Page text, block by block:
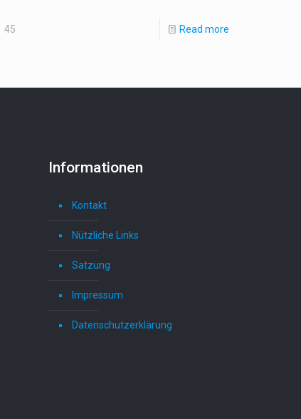
45 Read more
Informationen
Kontakt
Nützliche Links
Satzung
Impressum
Datenschutzerklärung